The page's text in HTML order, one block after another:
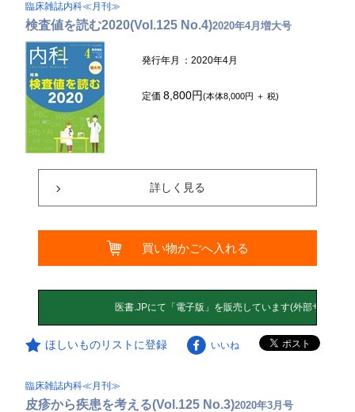
臨床雑誌内科≪月刊≫
検査値を読む2020(Vol.125 No.4)2020年4月増大号
発行年月 ：2020年4月
定価8,800円(本体8,000円 ＋ 税)
詳しく見る
買い物かごへ入れる
ほしいものリストに登録 いいね
臨床雑誌内科≪月刊≫
皮疹から疾患を考える(Vol.125 No.3)2020年3月号